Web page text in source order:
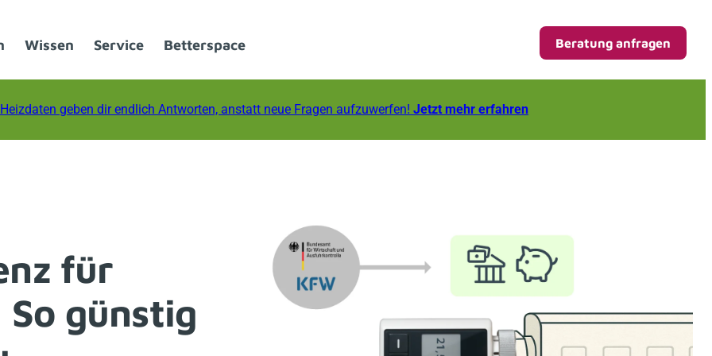
Wissen Service Betterspace Beratung anfragen
geben dir endlich Antworten, anstatt neue Fragen aufzuwerfen! Jetzt mehr erfahren
für
günstig